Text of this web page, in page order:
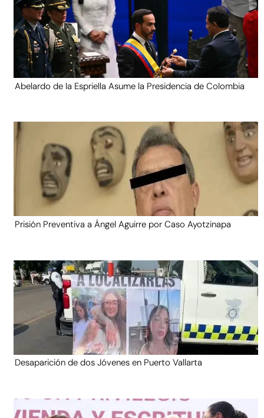
Abelardo de la Espriella Asume la Presidencia de Colombia
Prisión Preventiva a Ángel Aguirre por Caso Ayotzinapa
Desaparición de dos Jóvenes en Puerto Vallarta